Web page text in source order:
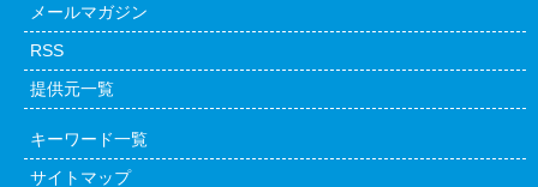
メールマガジン
RSS
提供元一覧
キーワード一覧
サイトマップ